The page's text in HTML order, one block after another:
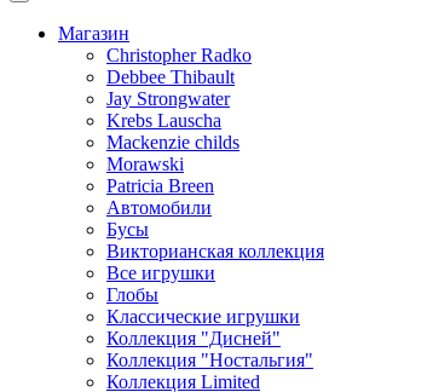
Магазин
Christopher Radko
Debbee Thibault
Jay Strongwater
Krebs Lauscha
Mackenzie childs
Morawski
Patricia Breen
Автомобили
Бусы
Викторианская коллекция
Все игрушки
Глобы
Классические игрушки
Коллекция "Дисней"
Коллекция "Ностальгия"
Коллекция Limited